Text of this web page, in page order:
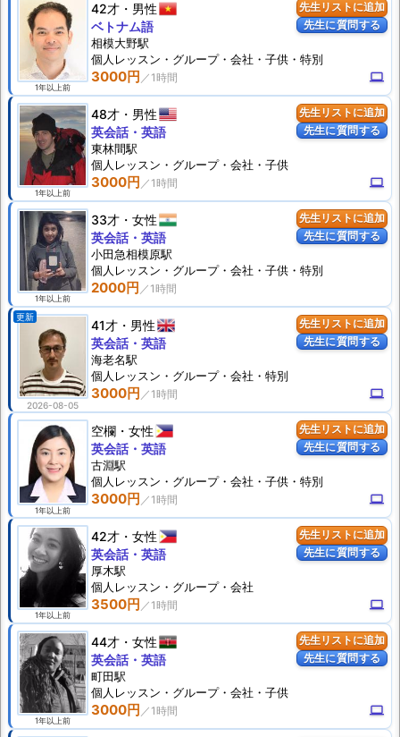
先生リストに追加
先生に質問する
1年以上前
42才 男性
3000円 computer
ベトナム語
相模大野駅
個人 レッスン ・グループ・会社・子供・特別
先生リストに追加
先生に質問する
1年以上前
48才 男性
3000円 computer
英会話・英語
東林間駅
個人 レッスン ・グループ・会社・子供
先生リストに追加
先生に質問する
1年以上前
33才 女性
2000円
英会話・英語
小田急相模原駅
個人 レッスン ・グループ・会社・子供・特別
先生リストに追加
先生に質問する
更新
2026-08-05
41才 男性
3000円 computer
英会話・英語
海老名駅
個人 レッスン ・グループ・会社・特別
先生リストに追加
先生に質問する
1年以上前
空欄 女性
3000円 computer
英会話・英語
古淵駅
個人 レッスン ・グループ・会社・子供・特別
先生リストに追加
先生に質問する
1年以上前
42才 女性
3500円 computer
英会話・英語
厚木駅
個人 レッスン ・グループ・会社
先生リストに追加
先生に質問する
1年以上前
44才 女性
3000円 computer
英会話・英語
町田駅
個人 レッスン ・グループ・会社・子供